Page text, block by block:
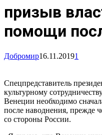
призыв
помощи
Добромир16.11.20191
Спецпредставитель
культурному
Венеции необходимо
после наводнения, прежде
со стороны России.